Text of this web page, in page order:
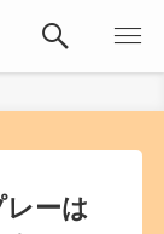
ーは